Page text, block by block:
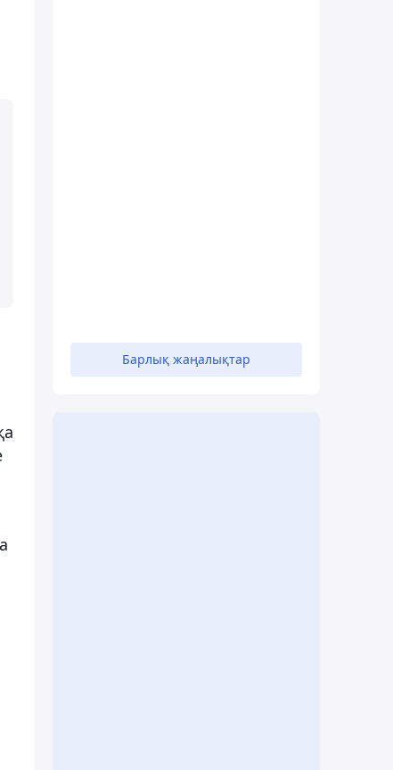
Барлық жаңалықтар